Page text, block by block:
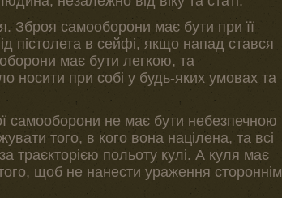
Зброя самооборони має бути при її
пістолета в сейфі, якщо напад стався
має бути легкою, та
носити при собі у будь-яких умовах та
самооборони не має бути небезпечною
того, в кого вона націлена, та всі
траєкторією польоту кулі. А куля має
щоб не нанести ураження стороннім